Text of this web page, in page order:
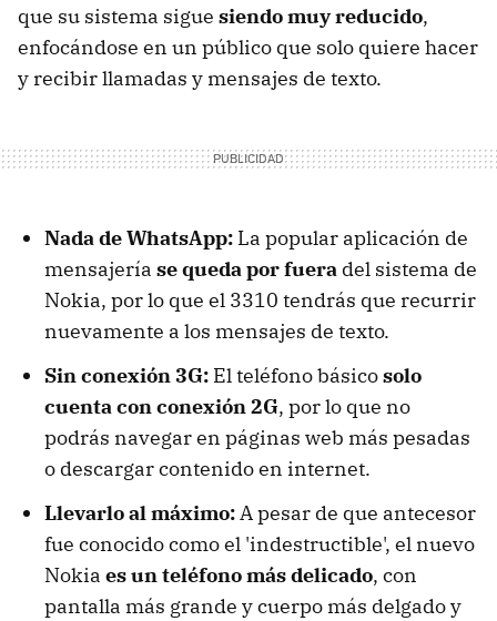
que su sistema sigue siendo muy reducido,
enfocándose en un público que solo quiere hacer
y recibir llamadas y mensajes de texto.
Nada de WhatsApp: La popular aplicación de
mensajería se queda por fuera del sistema de
Nokia, por lo que el 3310 tendrás que recurrir
nuevamente a los mensajes de texto.
Sin conexión 3G: El teléfono básicosolo
cuenta con conexión 2G, por lo que no
podrás navegar en páginas web más pesadas
o descargar contenido en internet.
Llevarlo al máximo:A pesar de que antecesor
fue conocido como el 'indestructible', el nuevo
Nokia es un teléfono más delicado, con
pantalla más grande y cuerpo más delgado y